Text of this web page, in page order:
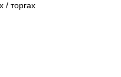
/ торгах